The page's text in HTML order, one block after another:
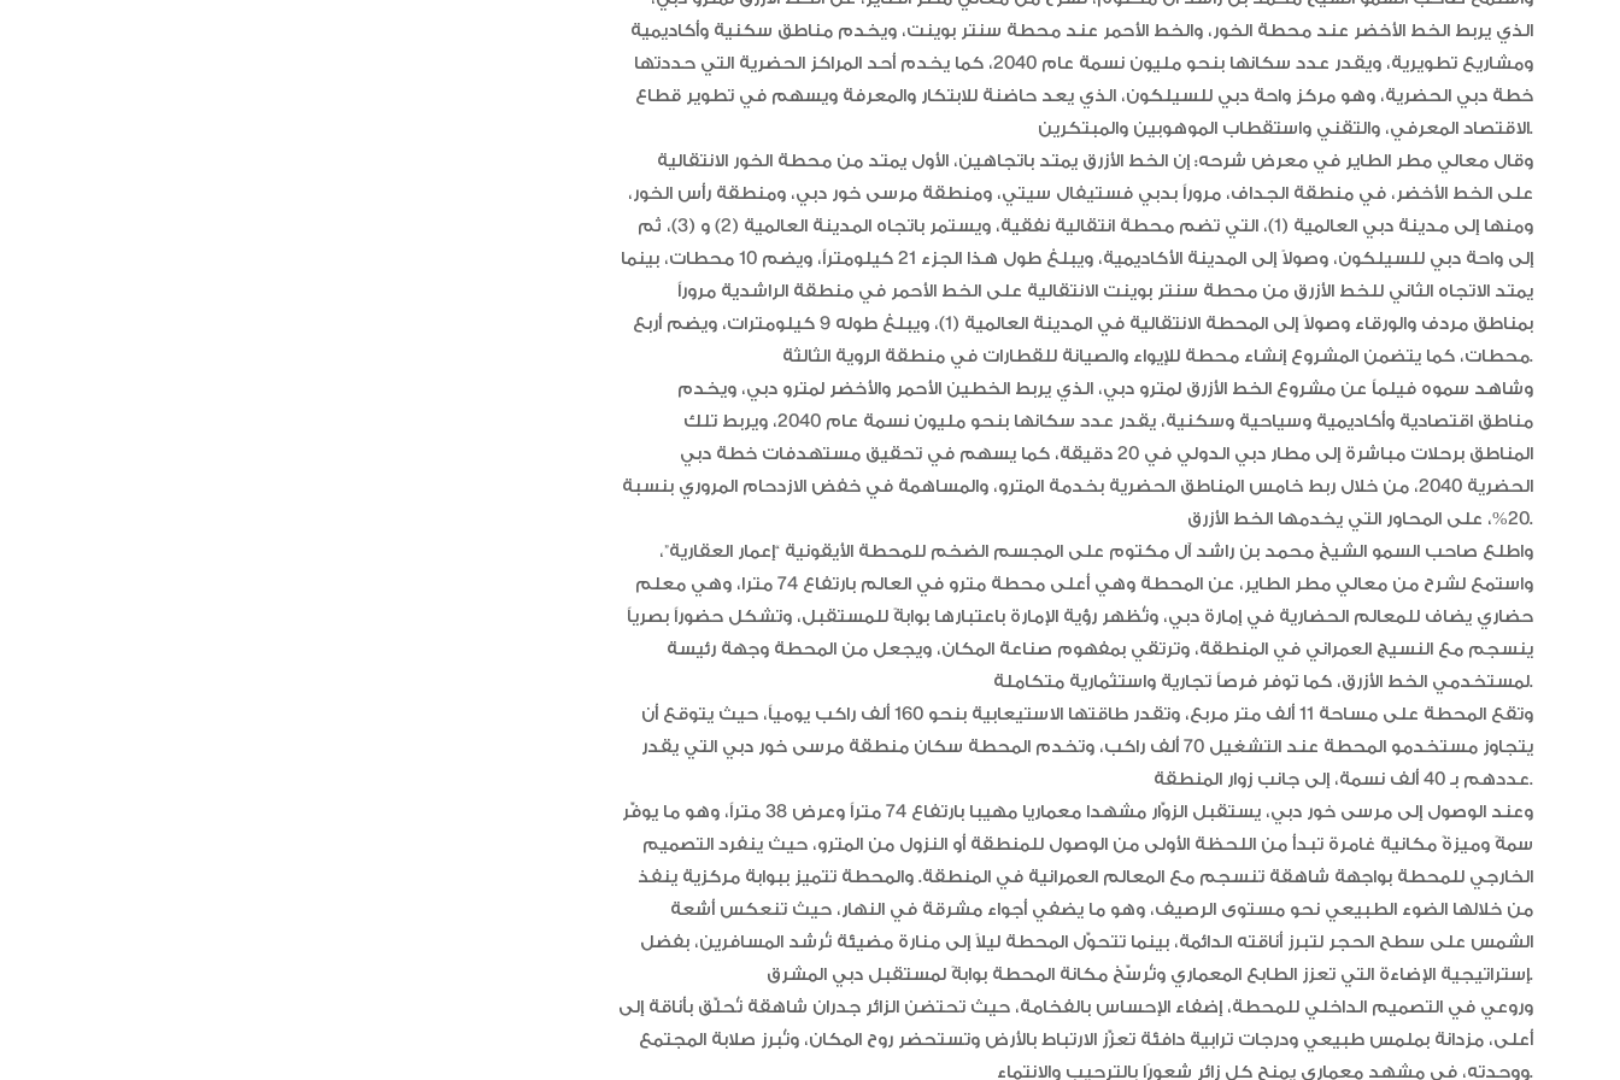
الذي يربط الخط الأخضر عند محطة الخور، والخط الأحمر عند محطة سنتر بوينت، ويخدم مناطق سكنية وأكاديمية
ومشاريع تطويرية، ويقدر عدد سكانها بنحو مليون نسمة عام 2040، كما يخدم أحد المراكز الحضرية التي حددتها
خطة دبي الحضرية، وهو مركز واحة دبي للسيلكون، الذي يعد حاضنة للابتكار والمعرفة ويسهم في تطوير قطاع
الاقتصاد المعرفي، والتقني واستقطاب الموهوبين والمبتكرين.
وقال معالي مطر الطاير في معرض شرحه: إن الخط الأزرق يمتد باتجاهين، الأول يمتد من محطة الخور الانتقالية
على الخط الأخضر، في منطقة الجداف، مروراً بدبي فستيفال سيتي، ومنطقة مرسى خور دبي، ومنطقة رأس الخور،
ومنها إلى مدينة دبي العالمية (1)، التي تضم محطة انتقالية نفقية، ويستمر باتجاه المدينة العالمية (2) و (3)، ثم
إلى واحة دبي للسيلكون، وصولاً إلى المدينة الأكاديمية، ويبلغ طول هذا الجزء 21 كيلومتراً، ويضم 10 محطات، بينما
يمتد الاتجاه الثاني للخط الأزرق من محطة سنتر بوينت الانتقالية على الخط الأحمر في منطقة الراشدية مروراً
بمناطق مردف والورقاء وصولاً إلى المحطة الانتقالية في المدينة العالمية (1)، ويبلغ طوله 9 كيلومترات، ويضم أربع
محطات، كما يتضمن المشروع إنشاء محطة للإيواء والصيانة للقطارات في منطقة الروية الثالثة.
وشاهد سموه فيلماً عن مشروع الخط الأزرق لمترو دبي، الذي يربط الخطين الأحمر والأخضر لمترو دبي، ويخدم
مناطق اقتصادية وأكاديمية وسياحية وسكنية، يقدر عدد سكانها بنحو مليون نسمة عام 2040، ويربط تلك
المناطق برحلات مباشرة إلى مطار دبي الدولي في 20 دقيقة، كما يسهم في تحقيق مستهدفات خطة دبي
الحضرية 2040، من خلال ربط خامس المناطق الحضرية بخدمة المترو، والمساهمة في خفض الازدحام المروري بنسبة
20%، على المحاور التي يخدمها الخط الأزرق.
واطلع صاحب السمو الشيخ محمد بن راشد آل مكتوم على المجسم الضخم للمحطة الأيقونية “إعمار العقارية”،
واستمع لشرح من معالي مطر الطاير، عن المحطة وهي أعلى محطة مترو في العالم بارتفاع 74 مترا، وهي معلم
حضاري يضاف للمعالم الحضارية في إمارة دبي، وتُظهر رؤية الإمارة باعتبارها بوابةً للمستقبل، وتشكل حضوراً بصرياً
ينسجم مع النسيج العمراني في المنطقة، وترتقي بمفهوم صناعة المكان، ويجعل من المحطة وجهة رئيسة
لمستخدمي الخط الأزرق، كما توفر فرصاً تجارية واستثمارية متكاملة.
وتقع المحطة على مساحة 11 ألف متر مربع، وتقدر طاقتها الاستيعابية بنحو 160 ألف راكب يومياً، حيث يتوقع أن
يتجاوز مستخدمو المحطة عند التشغيل 70 ألف راكب، وتخدم المحطة سكان منطقة مرسى خور دبي التي يقدر
عددهم بـ 40 ألف نسمة، إلى جانب زوار المنطقة.
وعند الوصول إلى مرسى خور دبي، يستقبل الزوّار مشهدا معماريا مهيبا بارتفاع 74 متراً وعرض 38 متراً، وهو ما يوفّر
سمةً وميزةً مكانية غامرة تبدأ من اللحظة الأولى من الوصول للمنطقة أو النزول من المترو، حيث ينفرد التصميم
الخارجي للمحطة بواجهة شاهقة تنسجم مع المعالم العمرانية في المنطقة. والمحطة تتميز ببوابة مركزية ينفذ
من خلالها الضوء الطبيعي نحو مستوى الرصيف، وهو ما يضفي أجواء مشرقة في النهار، حيث تنعكس أشعة
الشمس على سطح الحجر لتبرز أناقته الدائمة، بينما تتحوّل المحطة ليلاً إلى منارة مضيئة تُرشد المسافرين، بفضل
إستراتيجية الإضاءة التي تعزز الطابع المعماري وتُرسّخ مكانة المحطة بوابةً لمستقبل دبي المشرق.
وروعي في التصميم الداخلي للمحطة، إضفاء الإحساس بالفخامة، حيث تحتضن الزائر جدران شاهقة تُحلّق بأناقة إلى
أعلى، مزدانة بملمس طبيعي ودرجات ترابية دافئة تعزّز الارتباط بالأرض وتستحضر روح المكان، وتُبرز صلابة المجتمع
ووحدته، في مشهد معماري يمنح كل زائر شعورًا بالترحيب والانتماء.